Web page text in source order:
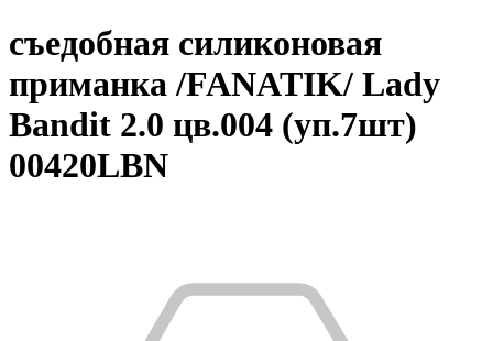
съедобная силиконовая
приманка /FANATIK/ Lady
Bandit 2.0 цв.004 (уп.7шт)
00420LBN